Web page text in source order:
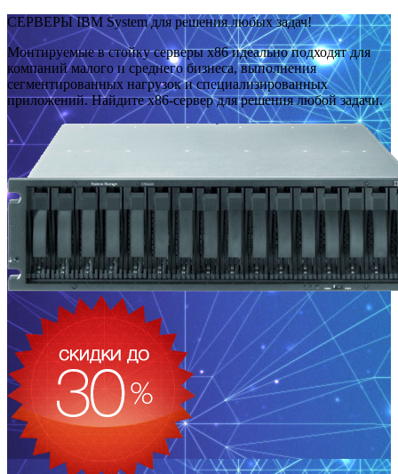
СЕРВЕРЫ IBM System для решения любых задач!
Монтируемые в стойку серверы x86 идеально подходят для
компаний малого и среднего бизнеса, выполнения
сегментированных нагрузок и специализированных
приложений. Найдите x86-сервер для решения любой задачи.